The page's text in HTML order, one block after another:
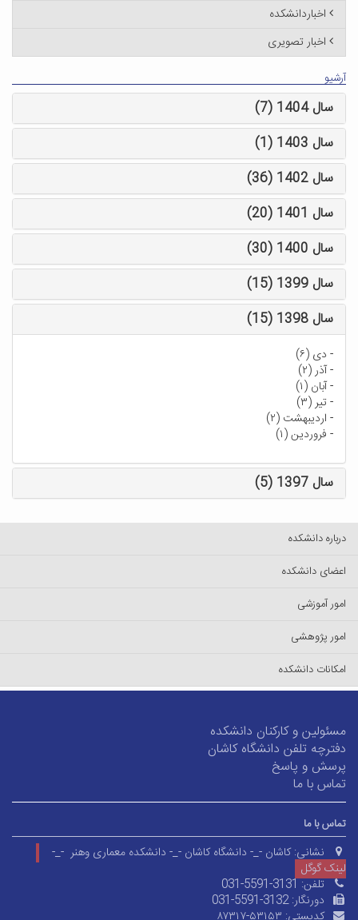
اخباردانشکده
اخبار تصویری
آرشیو
سال 1404 (7)
سال 1403 (1)
سال 1402 (36)
سال 1401 (20)
سال 1400 (30)
سال 1399 (15)
سال 1398 (15)
- دی (۶)
-آذر (۲)
-آبان (۱)
-تیر (۳)
- اردیبهشت (۲)
- فروردین (۱)
سال 1397 (5)
درباره دانشکده
اعضای دانشکده
امور آموزشی
امور پژوهشی
امکانات دانشکده
مسئولین و کارکنان دانشکده
دفترچه تلفن دانشگاه کاشان
پرسش و پاسخ
تماس با ما
تماس با ما
نشانی: کاشان -_- دانشگاه کاشان -_- دانشکده معماری وهنر -_-
لینک گوگل
تلفن:031-5591-3131
دورنگار:031-5591-3132